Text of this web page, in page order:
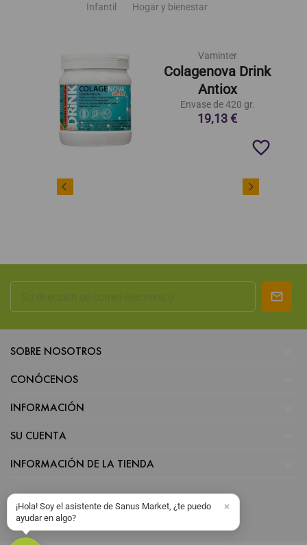
Infantil
Hogar y bienestar
Vaminter
Colagenova Drink
Antiox
Envase de 420 gr.
19,13 €
favorite_border
SOBRE NOSOTROS
CONÓCENOS
INFORMACIÓN
SU CUENTA
INFORMACIÓN DE LA TIENDA
¡Hola! Soy el asistente de Sanus Market, ¿te puedo
ayudar en algo?